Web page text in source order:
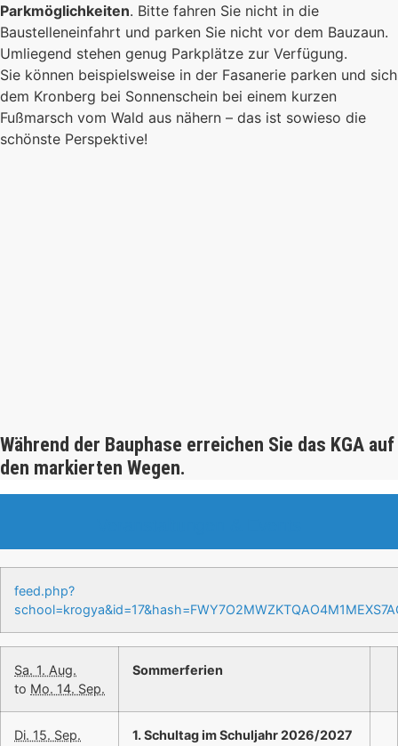
Parkmöglichkeiten. Bitte fahren Sie nicht in die
Baustelleneinfahrt und parken Sie nicht vor dem Bauzaun.
Umliegend stehen genug Parkplätze zur Verfügung.
Sie können beispielsweise in der Fasanerie parken und sich
dem Kronberg bei Sonnenschein bei einem kurzen
Fußmarsch vom Wald aus nähern – das ist sowieso die
schönste Perspektive!
Während der Bauphase erreichen Sie das KGA auf
den markierten Wegen.
feed.php?
Sa. 1. Aug.
to Mo. 14. Sep.
Sommerferien
Di. 15. Sep. 1. Schultag im Schuljahr 2026/2027